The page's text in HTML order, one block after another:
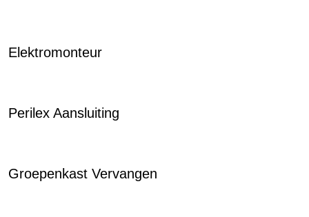
Elektromonteur
Perilex Aansluiting
Groepenkast Vervangen